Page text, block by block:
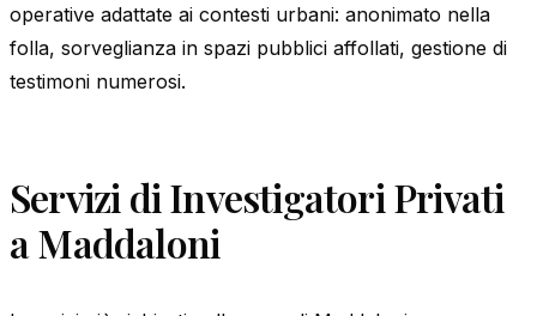
operative adattate ai contesti urbani: anonimato nella
folla, sorveglianza in spazi pubblici affollati, gestione di
testimoni numerosi.
Servizi di Investigatori Privati
a Maddaloni